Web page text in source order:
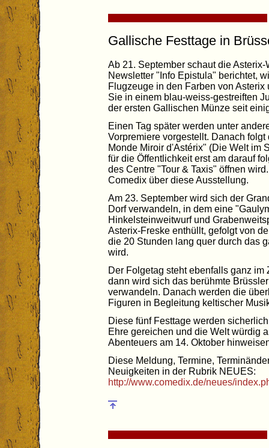
Gallische Festtage in
Ab 21. September schaut die
Newsletter "Info Epistula" berichtet,
Flugzeuge in den Farben von
Sie in einem blau-weiss-gestreiften
der ersten Gallischen Münze seit
Einen Tag später werden unter
Vorpremiere vorgestellt. Danach
Monde Miroir d'Astérix" (Die Welt im
für die Öffentlichkeit erst am darauf
des Centre "Tour & Taxis" öffnen
Comedix über diese Ausstellung.
Am 23. September wird sich der
Dorf verwandeln, in dem eine
Hinkelsteinweitwurf und
Asterix-Freske enthüllt, gefolgt von
die 20 Stunden lang quer durch das
wird.
Der Folgetag steht ebenfalls ganz
dann wird sich das berühmte
verwandeln. Danach werden die
Figuren in Begleitung keltischer
Diese fünf Festtage werden
Ehre gereichen und die Welt würdig
Abenteuers am 14. Oktober
Diese Meldung, Termine,
Neuigkeiten in der Rubrik NEUES:
http://www.comedix.de/neues/